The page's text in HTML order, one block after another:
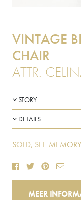
VINTAGE
CHAIR
ATTR.
STORY
DETAILS
SOLD, SEE
MEER